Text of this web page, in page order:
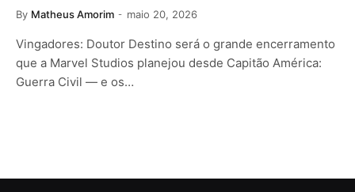
By Matheus Amorim maio 20, 2026
Vingadores: Doutor Destino será o grande encerramento
que a Marvel Studios planejou desde Capitão América:
Guerra Civil — e os…